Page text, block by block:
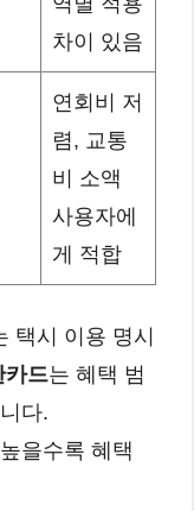
차이 있음
연회비 저
렴, 교통
비 소액
사용자에
게 적합
택시 이용 명시
카드는 혜택 범
다.
을수록 혜택